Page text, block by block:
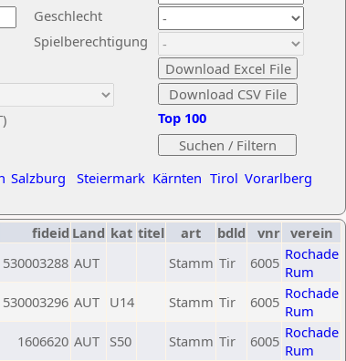
Geschlecht
Spielberechtigung
Salzburg Steiermark Kärnten Tirol Vorarlberg
Top 100
fideid Land kat titel art bdld vnr verein
530003288 AUT Stamm Tir 6005 Rochade
Rum
530003296 AUT U14 Stamm Tir 6005 Rochade
Rum
1606620 AUT S50 Stamm Tir 6005 Rochade
Rum